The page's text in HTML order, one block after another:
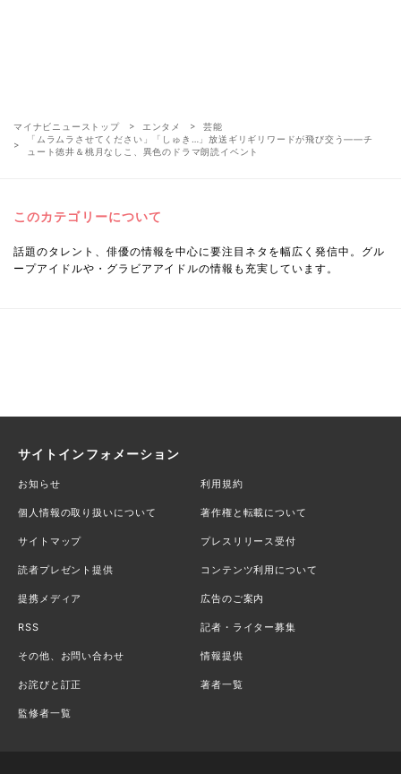
マイナビニューストップ エンタメ
芸能
「ムラムラさせてください」「しゅき…」放送ギリギリワードが飛び交う――チ
ュート徳井＆桃月なしこ、異色のドラマ朗読イベント
このカテゴリーについて
話題のタレント、俳優の情報を中心に要注目ネタを幅広く発信中。グル
ープアイドルや・グラビアアイドルの情報も充実しています。
サイトインフォメーション
お知らせ 利用規約
個人情報の取り扱いについて 著作権と転載について
サイトマップ プレスリリース受付
読者プレゼント提供 コンテンツ利用について
提携メディア 広告のご案内
RSS 記者・ライター募集
その他、お問い合わせ 情報提供
お詫びと訂正 著者一覧
監修者一覧